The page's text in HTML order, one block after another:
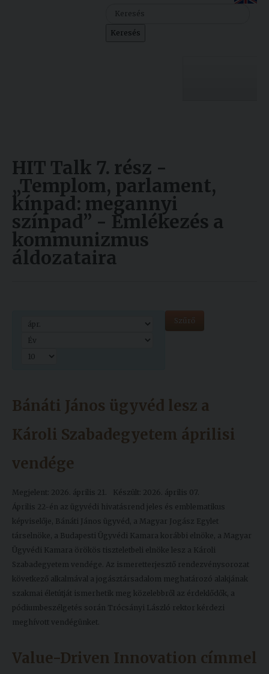
Akadémia
Keresés
Egyetemi
Események
Junior
Akadémia
HIT Talk 7. rész -
„Templom, parlament,
kínpad: megannyi
színpad” - Emlékezés a
kommunizmus
áldozataira
Szűrő
Bánáti János ügyvéd lesz a
Károli Szabadegyetem áprilisi
vendége
Megjelent: 2026. április 21.
Készült: 2026. április 07.
Április 22-én az ügyvédi hivatásrend jeles és emblematikus
képviselője, Bánáti János ügyvéd, a Magyar Jogász Egylet
társelnöke, a Budapesti Ügyvédi Kamara korábbi elnöke, a Magyar
Ügyvédi Kamara örökös tiszteletbeli elnöke lesz a Károli
Szabadegyetem vendége. Az ismeretterjesztő rendezvénysorozat
következő alkalmával a jogásztársadalom meghatározó alakjának
szakmai életútját ismerhetik meg közelebbről az érdeklődők, a
pódiumbeszélgetés során Trócsányi László rektor kérdezi
meghívott vendégünket.
Value-Driven Innovation címmel